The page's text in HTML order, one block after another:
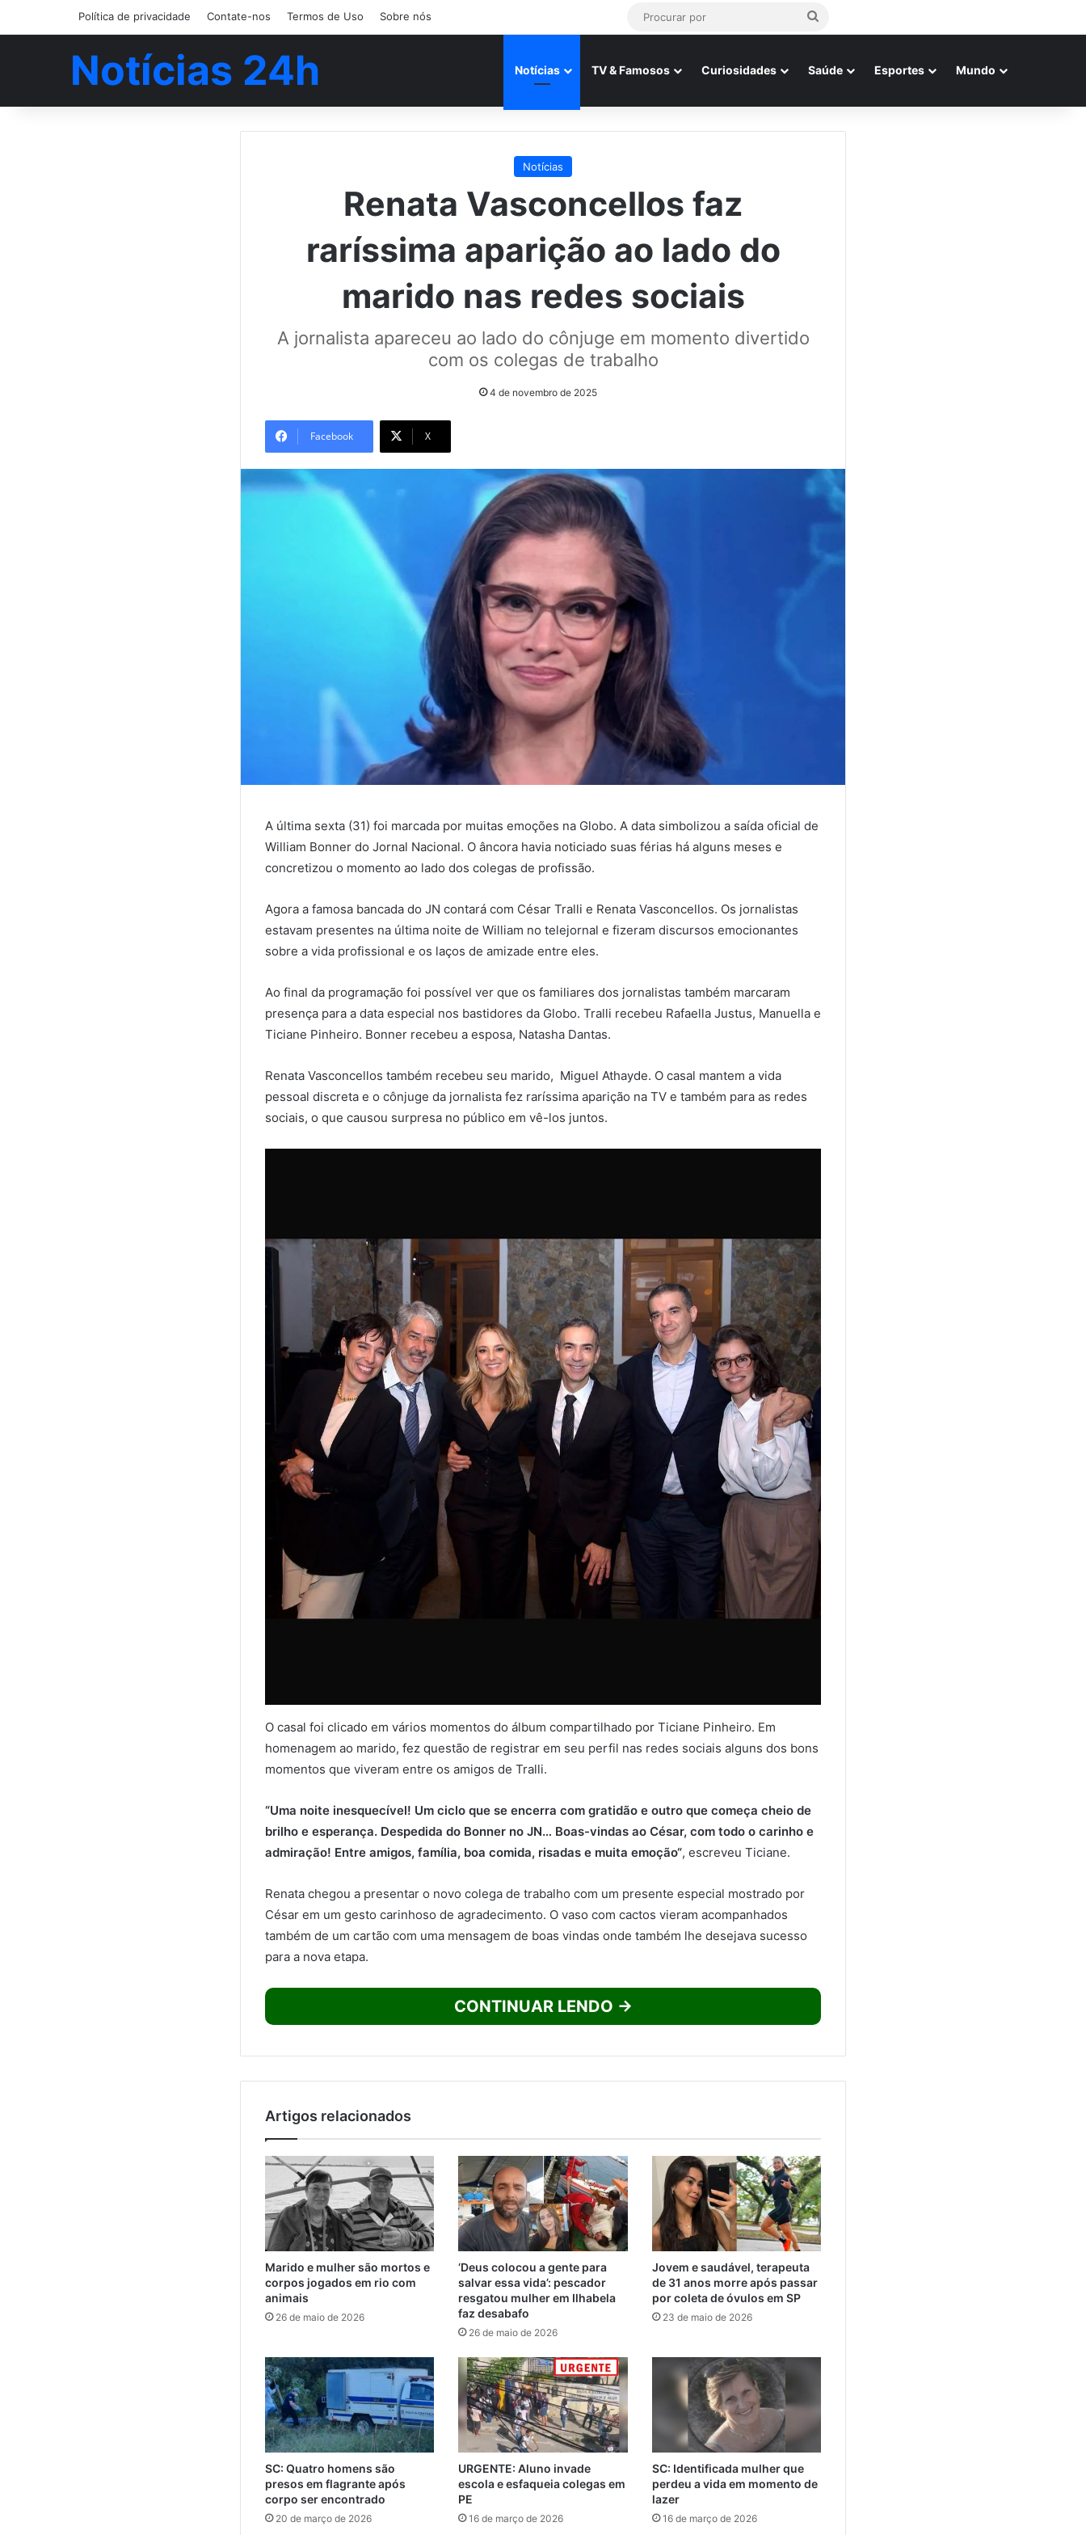
Política de privacidade Contate-nos Termos de Uso Sobre nós
Procurar
Notícias 24h Notícias TV & Famosos Curiosidades Saúde Esportes Mundo
Notícias
Renata Vasconcellos faz
raríssima aparição ao lado do
marido nas redes sociais
A jornalista apareceu ao lado do cônjuge em momento divertido
com os colegas de trabalho
4 de novembro de 2025
Facebook X
A última sexta (31) foi marcada por muitas emoções na Globo. A data simbolizou a saída oficial de
William Bonner do Jornal Nacional. O âncora havia noticiado suas férias há alguns meses e
concretizou o momento ao lado dos colegas de profissão.
Agora a famosa bancada do JN contará com César Tralli e Renata Vasconcellos. Os jornalistas
estavam presentes na última noite de William no telejornal e fizeram discursos emocionantes
sobre a vida profissional e os laços de amizade entre eles.
Ao final da programação foi possível ver que os familiares dos jornalistas também marcaram
presença para a data especial nos bastidores da Globo. Tralli recebeu Rafaella Justus, Manuella e
Ticiane Pinheiro. Bonner recebeu a esposa, Natasha Dantas.
Renata Vasconcellos também recebeu seu marido, Miguel Athayde. O casal mantem a vida
pessoal discreta e o cônjuge da jornalista fez raríssima aparição na TV e também para as redes
sociais, o que causou surpresa no público em vê-los juntos.
O casal foi clicado em vários momentos do álbum compartilhado por Ticiane Pinheiro. Em
homenagem ao marido, fez questão de registrar em seu perfil nas redes sociais alguns dos bons
momentos que viveram entre os amigos de Tralli.
“Uma noite inesquecível! Um ciclo que se encerra com gratidão e outro que começa cheio de
brilho e esperança. Despedida do Bonner no JN… Boas-vindas ao César, com todo o carinho e
admiração! Entre amigos, família, boa comida, risadas e muita emoção“, escreveu Ticiane.
Renata chegou a presentar o novo colega de trabalho com um presente especial mostrado por
César em um gesto carinhoso de agradecimento. O vaso com cactos vieram acompanhados
também de um cartão com uma mensagem de boas vindas onde também lhe desejava sucesso
para a nova etapa.
CONTINUAR LENDO →
Artigos relacionados
Marido e mulher são mortos e
corpos jogados em rio com
animais
26 de maio de 2026
‘Deus colocou a gente para
salvar essa vida’: pescador
resgatou mulher em Ilhabela
faz desabafo
26 de maio de 2026
Jovem e saudável, terapeuta
de 31 anos morre após passar
por coleta de óvulos em SP
23 de maio de 2026
SC: Quatro homens são
presos em flagrante após
corpo ser encontrado
20 de março de 2026
URGENTE: Aluno invade
escola e esfaqueia colegas em
PE
16 de março de 2026
SC: Identificada mulher que
perdeu a vida em momento de
lazer
16 de março de 2026